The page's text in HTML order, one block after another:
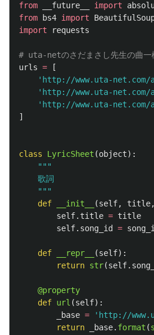
from
__future__ import
from
bs4 import
import
requests
urls =
[
' http://www.uta-
' http://www.uta-
' http://www.uta-
]
class LyricSheet (object):
"""
    歌詞
"""
def
__init__ (self, title,
self. title = title
self. song_id =
def __repr__ (self):
return str(self.
@property
def url (self):
_base = ' http://
return
_base. format (